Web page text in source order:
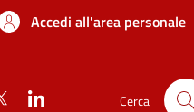
Accedi all'area personale
Twitter Cerca